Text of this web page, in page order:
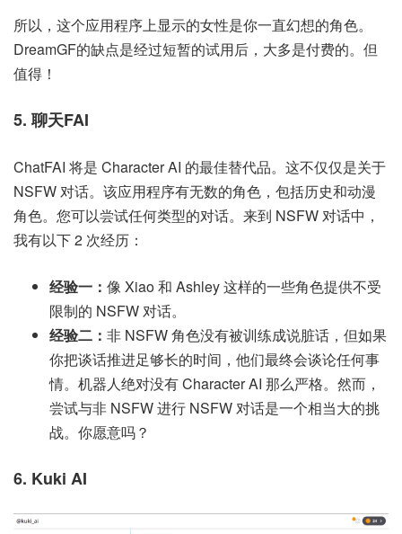
所以，这个应用程序上显示的女性是你一直幻想的角色。
DreamGF的缺点是经过短暂的试用后，大多是付费的。但
值得！
5. 聊天FAI
ChatFAI 将是 Character AI 的最佳替代品。这不仅仅是关于
NSFW 对话。该应用程序有无数的角色，包括历史和动漫
角色。您可以尝试任何类型的对话。来到 NSFW 对话中，
我有以下 2 次经历：
经验一： 像 Xiao 和 Ashley 这样的一些角色提供不受
限制的 NSFW 对话。
经验二： 非 NSFW 角色没有被训练成说脏话，但如果
你把谈话推进足够长的时间，他们最终会谈论任何事
情。机器人绝对没有 Character AI 那么严格。然而，
尝试与非 NSFW 进行 NSFW 对话是一个相当大的挑
战。你愿意吗？
6. Kuki AI